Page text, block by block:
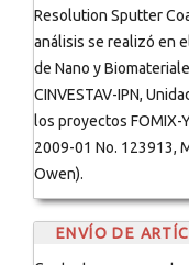
Resolution Sputter
análisis se realizó en
de Nano y
CINVESTAV-IPN,
los proyectos FOMIX-
2009-01 No. 123913,
Owen).
ENVÍO DE